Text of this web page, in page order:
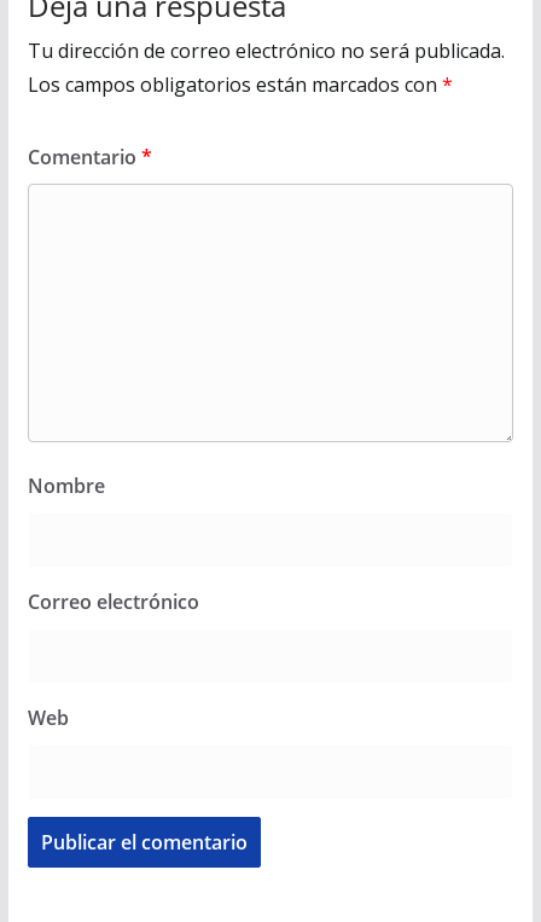
Tu dirección de correo electrónico no será publicada.
Los campos obligatorios están marcados con *
Comentario *
Nombre
Correo electrónico
Web